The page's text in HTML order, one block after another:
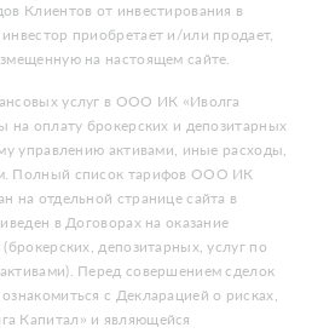
Клиентов от инвестирования в
приобретает и/или продает,
на настоящем сайте.
услуг в ООО ИК «Иволга
на оплату брокерских и депозитарных
управлению активами, иные расходы,
Полный список тарифов ООО ИК
на отдельной странице сайта в
в Договорах на оказание
депозитарных, услуг по
Перед совершением сделок
с Декларацией о рисках,
Капитал» и являющейся